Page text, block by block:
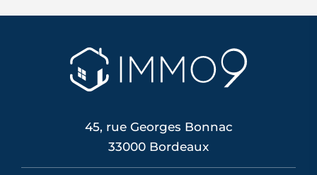
desserte en tramway. Tour d'horizon de
ses quartiers, de son cadre de vie et de
son marché immobilier pour qui
envisage de ...
45, rue Georges Bonnac
33000 Bordeaux